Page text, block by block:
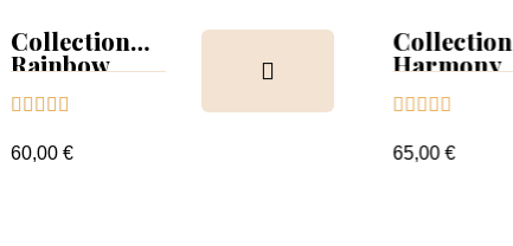
Collection
Rainbow
nuancier
    
60,00 €
Collection
Harmony
nuancier
    
65,00 €